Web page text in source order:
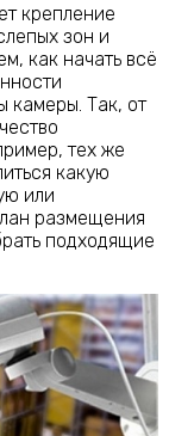
крепление
зон и
как начать всё
камеры. Так, от
тех же
какую
или
размещения
подходящие